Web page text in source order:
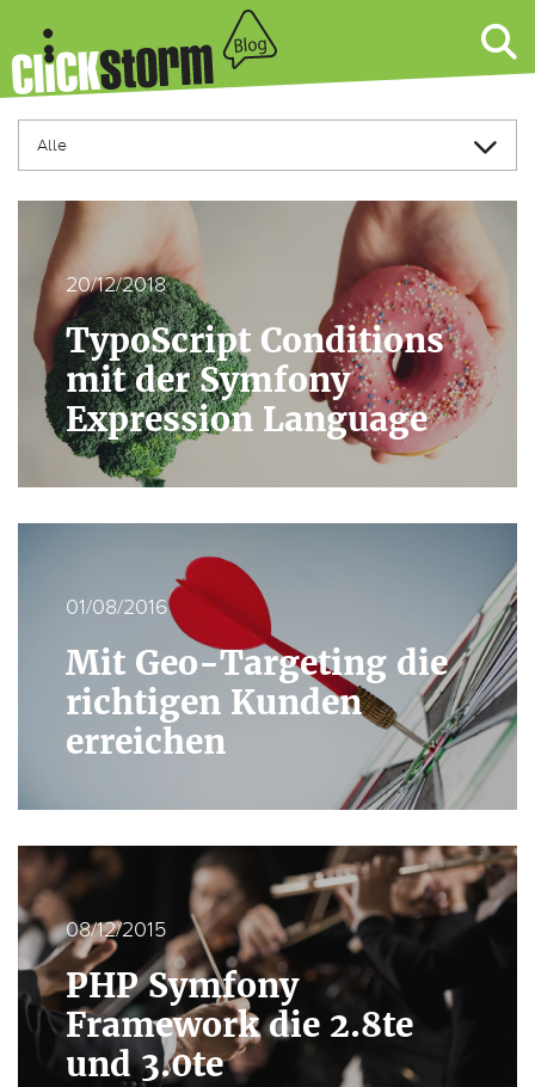
20/12/2018
TypoScript Conditions
mit der Symfony
Expression Language
01/08/2016
Mit Geo-Targeting die
richtigen Kunden
erreichen
08/12/2015
PHP Symfony
Framework die 2.8te
und 3.0te